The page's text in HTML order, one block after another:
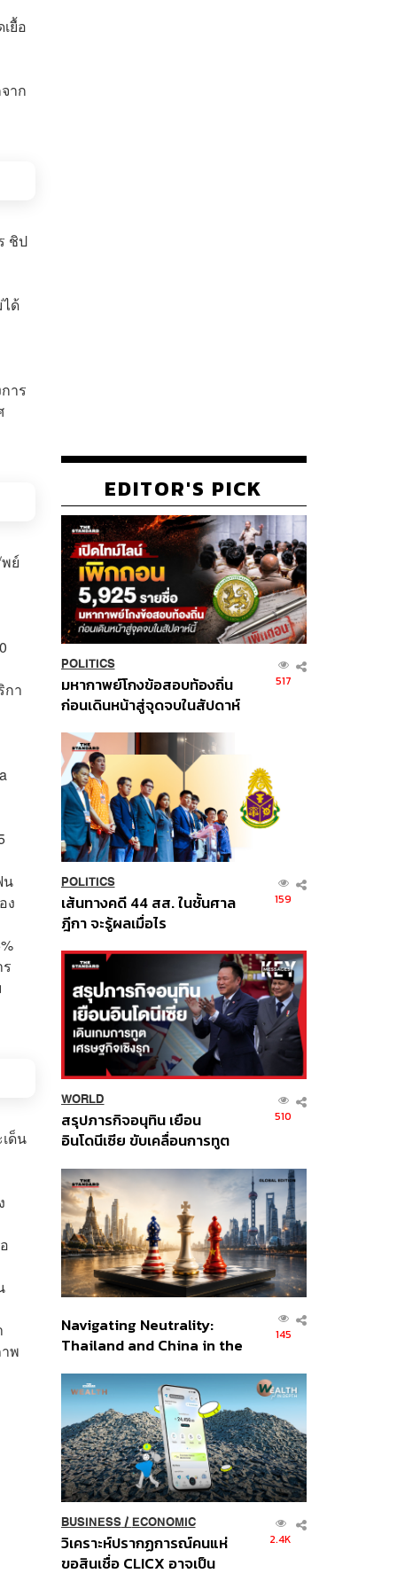
ยื้อ
าก
ชิป
ด้
าร
ย์
กา
น
ง
ด็น
พ
EDITOR'S PICK
POLITICS
มหากาพย์โกงข้อสอบท้องถิ่น
ก่อนเดินหน้าสู่จุดจบในสัปดาห์
517
POLITICS
เส้นทางคดี 44 สส. ในชั้นศาล
ฎีกา จะรู้ผลเมื่อไร
159
WORLD
สรุปภารกิจอนุทิน เยือน
อินโดนีเซีย ขับเคลื่อนการทูต
ส่วนยุทธศาสตร์ไทย –
อินโดนีเซีย
510
Navigating Neutrality:
Thailand and China in the
Order
145
BUSINESS/ ECONOMIC
วิเคราะห์ปรากฏการณ์คนแห่
ขอสินเชื่อ CLICX อาจเป็น
2.4K